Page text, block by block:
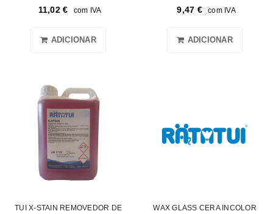
11,02€ com IVA
ADICIONAR
9,47 € com IVA
ADICIONAR
TUI X-STAIN REMOVEDOR DE
WAX GLASS CERA INCOLOR